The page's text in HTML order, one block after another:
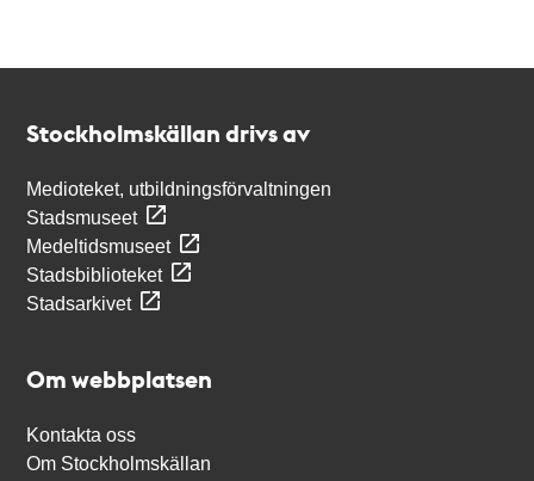
Stockholmskällan drivs av
Medioteket, utbildningsförvaltningen
Stadsmuseet
Medeltidsmuseet
Stadsbiblioteket
Stadsarkivet
Om webbplatsen
Kontakta oss
Om Stockholmskällan